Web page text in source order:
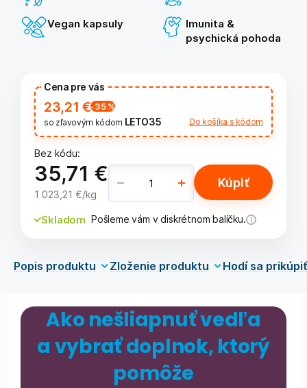
Vegan kapsuly
Imunita &
psychická pohoda
Cena pre vás
23,21 €-35%
so zľavovým kódom LETO35 Do košíka s kódom
Bez kódu:
35,71 €
1 023,21 €/kg
Kúpiť
Skladom Pošleme vám v diskrétnom balíčku.
Popis produktu Zloženie produktu Hodí sa prikúpiť
Ako nešliapnuť vedľa
a vybrať doplnok, ktorý
pomôže